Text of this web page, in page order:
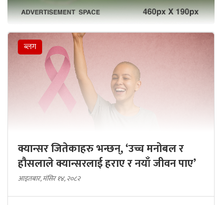
ब्लग
क्यान्सर जितेकाहरु भन्छन्, ‘उच्च मनोबल र
हौसलाले क्यान्सरलाई हराए र नयाँ जीवन पाए’
आइतबार, मंसिर १४, २०८२